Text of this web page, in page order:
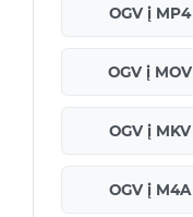
OGV į MP4
OGV į MOV
OGV į MKV
OGV į M4A